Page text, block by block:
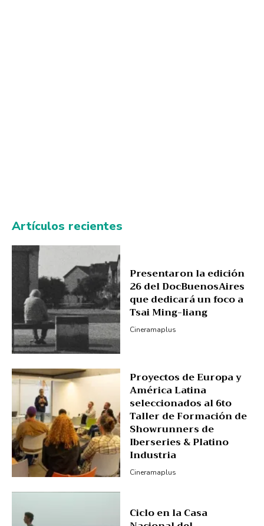
Artículos recientes
Presentaron la edición
26 del DocBuenosAires
que dedicará un foco a
Tsai Ming-liang
Cineramaplus
Proyectos de Europa y
América Latina
seleccionados al 6to
Taller de Formación de
Showrunners de
Iberseries & Platino
Industria
Cineramaplus
Ciclo en la Casa